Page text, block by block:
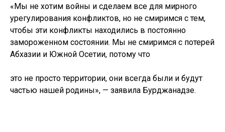
«Мы не хотим войны и сделаем все для мирного
урегулирования конфликтов, но не смиримся с тем,
чтобы эти конфликты находились в постоянно
замороженном состоянии. Мы не смиримся с потерей
Абхазии и Южной Осетии, потому что
это не просто территории, они всегда были и будут
частью нашей родины», — заявила Бурджанадзе.